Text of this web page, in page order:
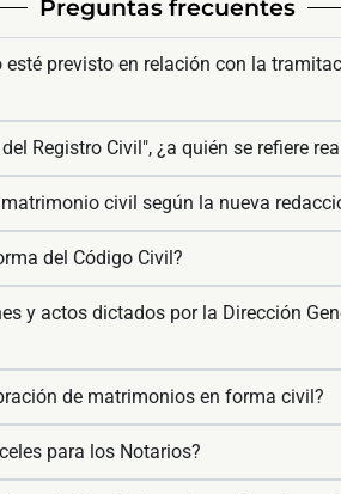
Preguntas frecuentes
previsto en relación con la
Registro Civil", ¿a quién se refiere
civil según la nueva
del Código Civil?
y actos dictados por la Dirección
de matrimonios en forma civil?
para los Notarios?